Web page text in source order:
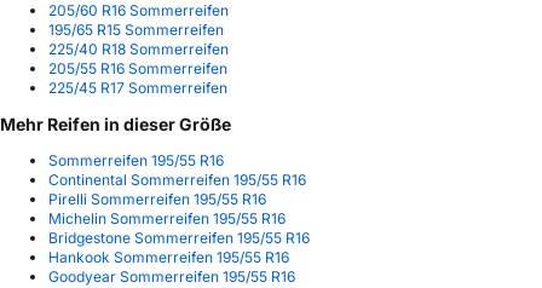
205/60 R16 Sommerreifen
195/65 R15 Sommerreifen
225/40 R18 Sommerreifen
205/55 R16 Sommerreifen
225/45 R17 Sommerreifen
Mehr Reifen in dieser Größe
Sommerreifen 195/55 R16
Continental Sommerreifen 195/55 R16
Pirelli Sommerreifen 195/55 R16
Michelin Sommerreifen 195/55 R16
Bridgestone Sommerreifen 195/55 R16
Hankook Sommerreifen 195/55 R16
Goodyear Sommerreifen 195/55 R16